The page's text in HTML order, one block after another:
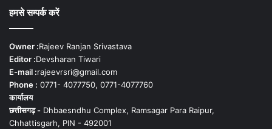
हमसे सम्पर्क करें
Owner :Rajeev Ranjan Srivastava
Editor :Devsharan Tiwari
E-mail :rajeevrsri@gmail.com
Phone : 0771- 4077750, 0771-4077760
कार्यालय
छत्तीसगढ़ - Dhbaesndhu Complex, Ramsagar Para Raipur,
Chhattisgarh, PIN - 492001